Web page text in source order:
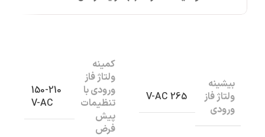
بیشینه
ولتاژ فاز
ورودی
265 V-AC
کمینه
ولتاژ فاز
ورودی با
تنظیمات
پیش
فرض
150-210
V-AC